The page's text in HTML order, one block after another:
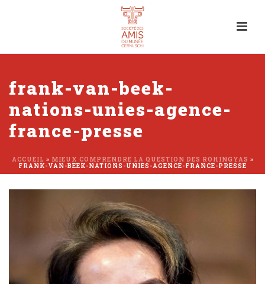
frank-van-beek-
nations-unies-agence-
france-presse
ACCUEIL » MIEUX COMPRENDRE LA QUESTION DES ROHINGYAS »
FRANK-VAN-BEEK-NATIONS-UNIES-AGENCE-FRANCE-PRESSE